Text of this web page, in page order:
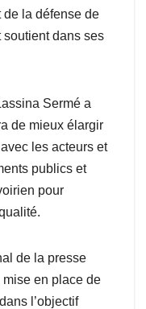
de la défense de
soutient dans ses
Sermé a
de mieux élargir
les acteurs et
publics et
pour
de la presse
en place de
l’objectif